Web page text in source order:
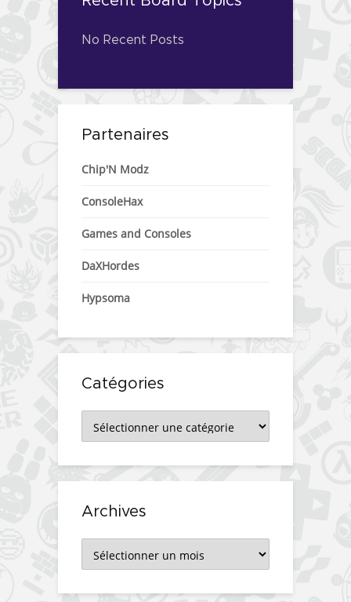
No Recent Posts
Partenaires
Chip'N Modz
ConsoleHax
Games and Consoles
DaXHordes
Hypsoma
Catégories
Archives